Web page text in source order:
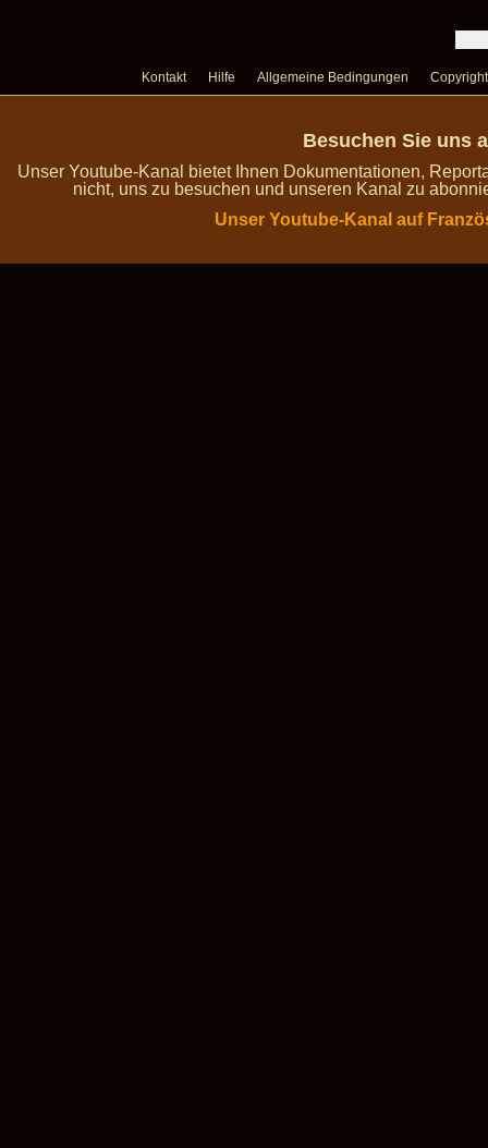
Kontakt Hilfe Allgemeine Bedingungen Copyright
Besuchen Sie uns
Unser Youtube-Kanal bietet Ihnen Dokumentationen,
nicht, uns zu besuchen und unseren Kanal zu
Unser Youtube-Kanal auf